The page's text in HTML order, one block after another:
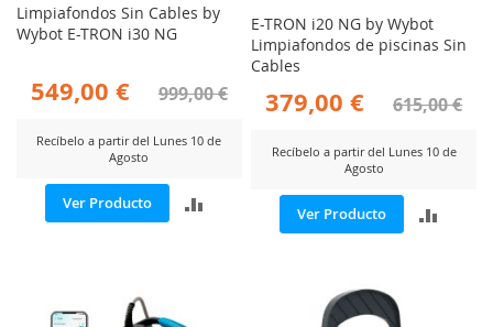
90%
Limpiafondos Sin Cables by
Wybot E-TRON i30 NG
549,00 € 999,00 €
Recíbelo a partir del Lunes 10 de
Agosto
Ver Producto
E-TRON i20 NG by Wybot
Limpiafondos de piscinas Sin
Cables
379,00 € 615,00 €
Recíbelo a partir del Lunes 10 de
Agosto
Ver Producto